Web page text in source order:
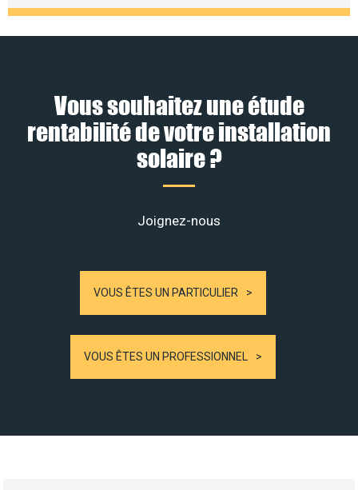
Vous souhaitez une étude
rentabilité de votre installation
solaire ?
Joignez-nous
VOUS ÊTES UN PARTICULIER
VOUS ÊTES UN PROFESSIONNEL